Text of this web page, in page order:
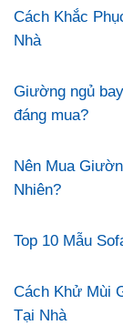
Cách Khắc
Nhà
Giường ngủ
đáng mua?
Nên Mua
Nhiên?
Top 10 Mẫu
Cách Khử Mùi
Tại Nhà